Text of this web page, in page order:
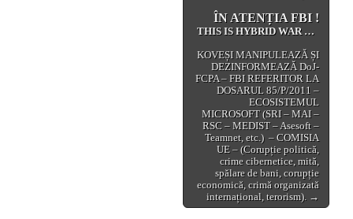
ÎN ATENȚIA FBI !
THIS IS HYBRID WAR …
KOVEȘI MANIPULEAZĂ ȘI
DEZINFORMEAZĂ DoJ-
FCPA – FBI REFERITOR LA
DOSARUL 85/P/2011 –
ECOSISTEMUL
MICROSOFT (SRI – MAI –
RSC – MEDIST – Asesoft –
Teamnet, etc.) – COMISIA
UE – (Corupție politică,
crime cibernetice, mită,
spălare de bani, corupție
economică, crimă organizată
internațional, terorism). →